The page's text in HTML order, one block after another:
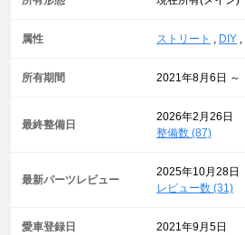
属性 ストリート , DIY ,
所有期間 2021年8月6日 ～
最終整備日
2026年2月26日
整備数 (87)
最新パーツレビュー
2025年10月28日
レビュー数 (31)
愛車登録日 2021年9月5日